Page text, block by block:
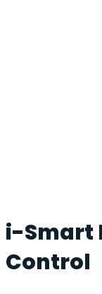
i-Smart
Control